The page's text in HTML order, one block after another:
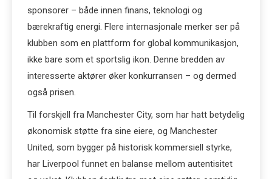
sponsorer – både innen finans, teknologi og
bærekraftig energi. Flere internasjonale merker ser på
klubben som en plattform for global kommunikasjon,
ikke bare som et sportslig ikon. Denne bredden av
interesserte aktører øker konkurransen – og dermed
også prisen.
Til forskjell fra Manchester City, som har hatt betydelig
økonomisk støtte fra sine eiere, og Manchester
United, som bygger på historisk kommersiell styrke,
har Liverpool funnet en balanse mellom autentisitet